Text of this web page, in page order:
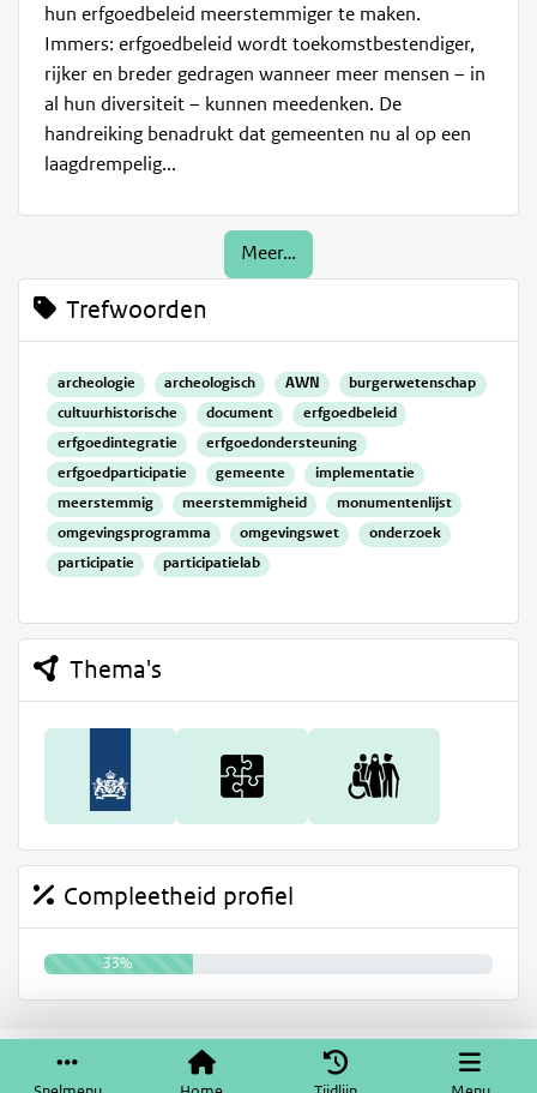
hun erfgoedbeleid meerstemmiger te maken.
Immers: erfgoedbeleid wordt toekomstbestendiger,
rijker en breder gedragen wanneer meer mensen – in
al hun diversiteit – kunnen meedenken. De
handreiking benadrukt dat gemeenten nu al op een
laagdrempelig...
Meer…
Trefwoorden
archeologie archeologisch AWN
burgerwetenschap
cultuurhistorische
document
erfgoedbeleid
erfgoedintegratie
erfgoedondersteuning
erfgoedparticipatie
gemeente
implementatie
meerstemmig
meerstemmigheid
monumentenlijst
omgevingsprogramma
omgevingswet
onderzoek
participatie
participatielab
Thema's
Compleetheid profiel
33%
Service & help Sneltoetsen